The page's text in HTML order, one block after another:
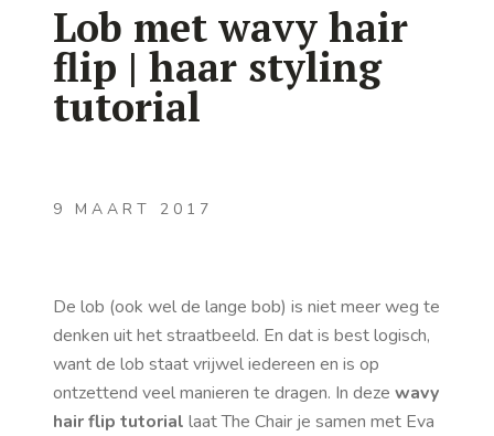
Lob met wavy hair
flip | haar styling
tutorial
9 MAART 2017
De lob (ook wel de lange bob) is niet meer weg te
denken uit het straatbeeld. En dat is best logisch,
want de lob staat vrijwel iedereen en is op
ontzettend veel manieren te dragen. In deze wavy
hair flip tutorial laat The Chair je samen met Eva